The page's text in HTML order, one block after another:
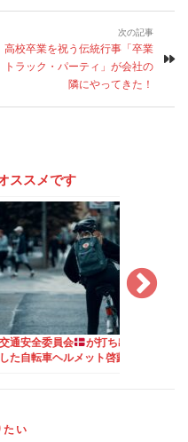
次の記事
高校卒業を祝う伝統行事「卒業
トラック・パーティ」が会社の
隣にやってきた！
ススメです
が打ち出
ト啓蒙
日本と違う！デンマ
道路工事
たい